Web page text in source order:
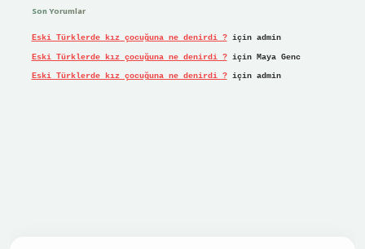
Son Yorumlar
Eski Türklerde kız çocuğuna ne denirdi ?için admin
Eski Türklerde kız çocuğuna ne denirdi ?için Maya Genc
Eski Türklerde kız çocuğuna ne denirdi ?için admin